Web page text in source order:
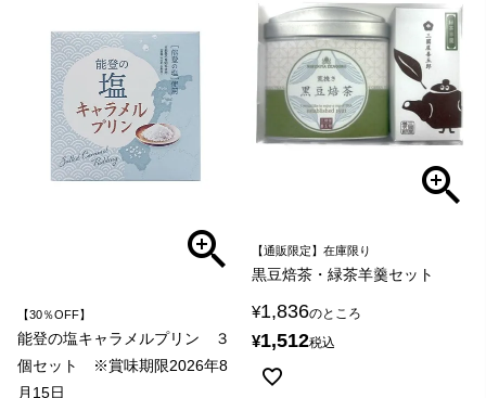
【30％OFF】
能登の塩キャラメルプリン ３
個セット ※賞味期限2026年8
月15日
【通販限定】在庫限り
黒豆焙茶・緑茶羊羹セット
¥1,836のところ
¥1,512税込